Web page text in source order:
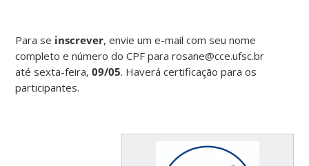
Para se inscrever, envie um e-mail com seu nome
completo e número do CPF para rosane@cce.ufsc.br
até sexta-feira,09/05. Haverá certificação para os
participantes.